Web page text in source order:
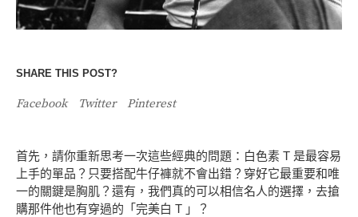
SHARE THIS POST?
Facebook Twitter Pinterest
首先，請你重新思考一次這些經典的問題：白色素 T 是最容易
上手的單品？只要搭配牛仔褲就不會出錯？穿好它最重要和唯
一的關鍵是胸肌？還有，我們真的可以相信名人的選擇，去搶
購那件他也有穿過的「完美白 T 」？